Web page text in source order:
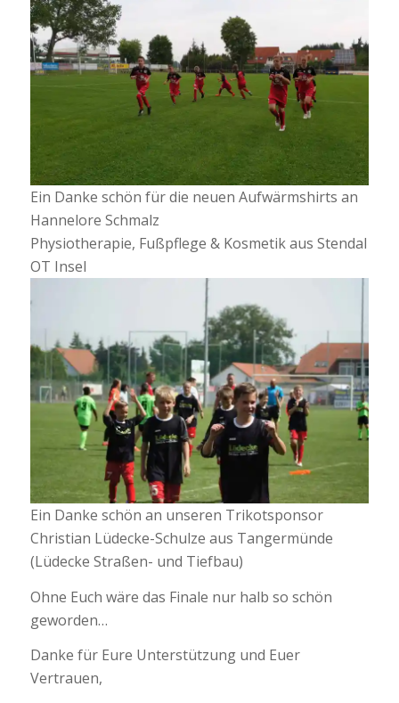
Ein Danke schön für die neuen Aufwärmshirts an
Hannelore Schmalz
Physiotherapie, Fußpflege & Kosmetik aus Stendal
OT Insel
Ein Danke schön an unseren Trikotsponsor
Christian Lüdecke-Schulze aus Tangermünde
(Lüdecke Straßen- und Tiefbau)
Ohne Euch wäre das Finale nur halb so schön
geworden…
Danke für Eure Unterstützung und Euer
Vertrauen,